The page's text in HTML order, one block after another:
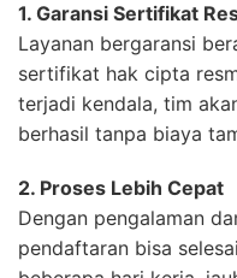
1. Garansi Sertifikat
Layanan bergaransi
sertifikat hak cipta
terjadi kendala, tim
berhasil tanpa biaya
2. Proses Lebih Cepat
Dengan pengalaman
pendaftaran bisa